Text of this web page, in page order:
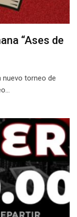
“Ases de
nuevo torneo de